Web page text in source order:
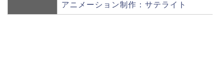
アニメーション制作：サテライト